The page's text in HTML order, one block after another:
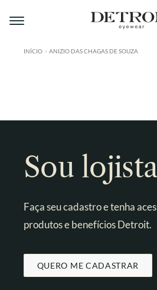
Pular
para
Pular
para
A MONTMARTRE
CONTATO
INÍCIO ANIZIO DAS CHAGAS DE SOUZA
Sou
Faça seu cadastro e tenha
produtos e benefícios Detroit.
QUERO ME CADASTRAR